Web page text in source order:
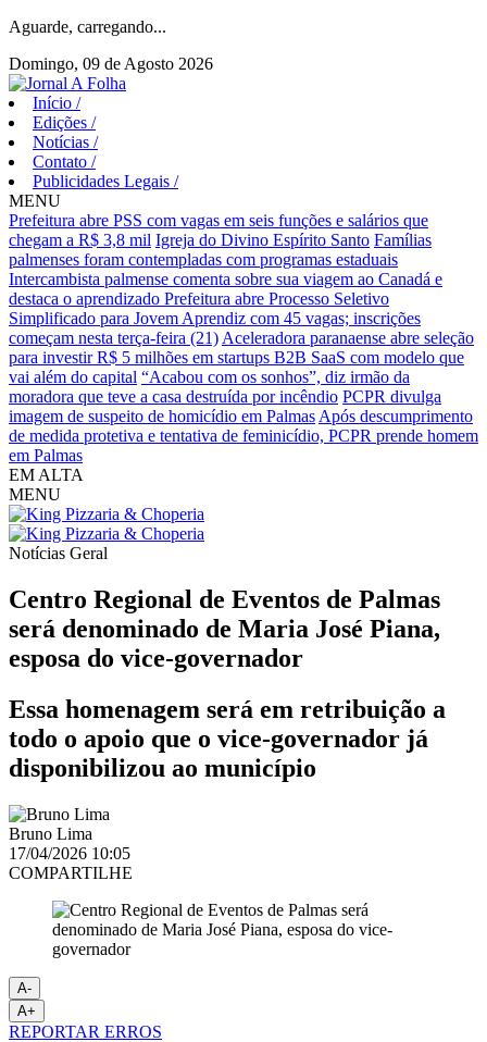
Aguarde, carregando...
Domingo, 09 de Agosto 2026
Início /
Edições /
Notícias /
Contato /
Publicidades Legais /
MENU
Prefeitura abre PSS com vagas em seis funções e salários que
chegam a R$ 3,8 mil Igreja do Divino Espírito Santo Famílias
palmenses foram contempladas com programas estaduais
Intercambista palmense comenta sobre sua viagem ao Canadá e
destaca o aprendizado Prefeitura abre Processo Seletivo
Simplificado para Jovem Aprendiz com 45 vagas; inscrições
começam nesta terça-feira (21) Aceleradora paranaense abre seleção
para investir R$ 5 milhões em startups B2B SaaS com modelo que
vai além do capital “Acabou com os sonhos”, diz irmão da
moradora que teve a casa destruída por incêndio PCPR divulga
imagem de suspeito de homicídio em Palmas Após descumprimento
de medida protetiva e tentativa de feminicídio, PCPR prende homem
em Palmas
EM ALTA
MENU
Notícias Geral
Centro Regional de Eventos de Palmas
será denominado de Maria José Piana,
esposa do vice-governador
Essa homenagem será em retribuição a
todo o apoio que o vice-governador já
disponibilizou ao município
Bruno Lima
17/04/2026 10:05
COMPARTILHE
A-
A+
REPORTAR ERROS